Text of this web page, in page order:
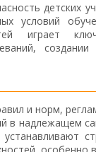
детских
условий
играет
и норм,
в надлежащем